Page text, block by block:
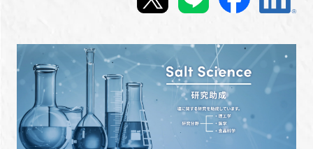
プログラム
インタビュー・コラム
ニュース・掲示板